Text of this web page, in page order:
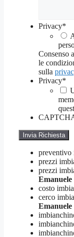
Privacy*
Consenso
le
sulla
Privacy*
preventivo
prezzi
prezzi
Emanuele
costo
cerco
Emanuele